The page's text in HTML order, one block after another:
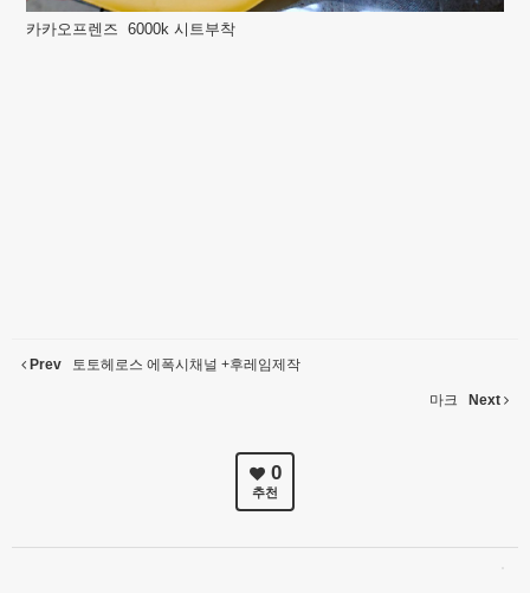
카카오프렌즈 6000k 시트부착
Prev 토토헤로스 에폭시채널 +후레임제작
마크 Next
0
추천